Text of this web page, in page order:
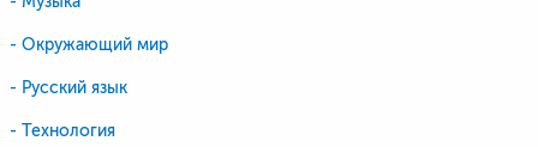
- Окружающий мир
- Русский язык
- Технология